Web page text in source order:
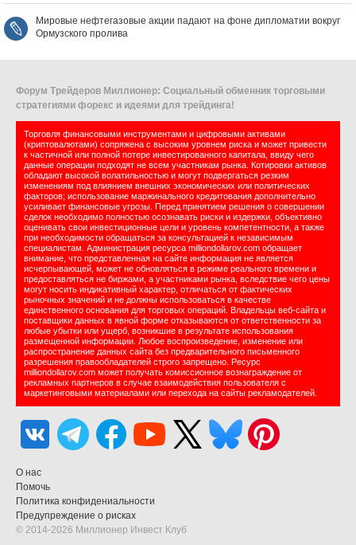
Мировые нефтегазовые акции падают на фоне дипломатии вокруг
Ормузского пролива
Форум Трейдеров Миллионер: Социальный обменник торговыми
стратегиями форекс и идеями для трейдинга!
Торговля финансовыми инструментами и цифровыми активами
(криптовалютами) сопряжена с высоким уровнем риска и может привести
к частичной или полной потере инвестированного капитала, ввиду чего
данные операции подходят не всем участникам рынка. Котировки активов
обладают высокой волатильностью и могут подвергаться резким
изменениям под влиянием внешних экономических или политических
факторов; использование маржинального кредитования дополнительно
усиливает финансовые угрозы. Перед принятием решения о совершении
сделок необходимо полностью осознавать риски и издержки, объективно
оценивать свои инвестиционные цели и уровень компетентности, а также
при необходимости обращаться за консультацией к независимым
специалистам. Администрация ресурса milliondollarov.com обращает
внимание, что представленная на сайте информация не является
исчерпывающей, может не обновляться в режиме реального времени и
предоставляться не биржами, а участниками рынка, вследствие чего цены
могут носить индикативный характер, отличаться от фактических
рыночных значений и не должны использоваться в качестве
единственного основания для торговых операций. Владельцы веб-сайта и
поставщики данных в явной форме отказываются от ответственности за
любые убытки или ущерб, возникшие в результате использования
размещенной информации. Любое воспроизведение, изменение или
распространение данных сайта без предварительного письменного
разрешения правообладателей строго запрещено. Ресурс
milliondollarov.com может получать комиссионное вознаграждение от
рекламных партнеров в случае взаимодействия пользователя с
маркетинговыми материалами или перехода на сайты рекламодателей.
О нас
Помочь
Политика конфидениальности
Предупреждение о рисках
© 2014-2026 Миллионер Инвест Клуб